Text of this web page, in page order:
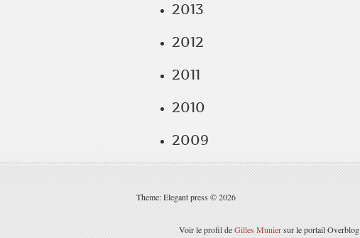
2013
2012
2011
2010
2009
Theme: Elegant press © 2026
Voir le profil deGilles Muniersur le portail Overblog